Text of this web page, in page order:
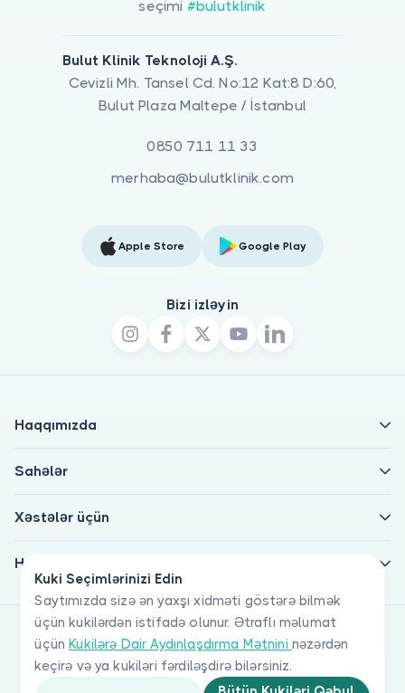
Kuki Seçimlərinizi Edin
Saytımızda sizə ən yaxşı xidməti göstərə bilmək
üçün kukilərdən istifadə olunur. Ətraflı məlumat
üçünKukilərə Dair Aydınlaşdırma Mətnini nəzərdən
keçirə və ya kukiləri fərdiləşdirə bilərsiniz.
seçimi #bulutklinik
Bulut Klinik Teknoloji A.Ş.
Cevizli Mh. Tansel Cd. No:12 Kat:8 D:60,
Bulut Plaza Maltepe / İstanbul
0850 711 11 33
merhaba@bulutklinik.com
Apple Store Google Play
Bizi izləyin
Haqqımızda
Sahələr
Xəstələr üçün
Həkimlər üçün